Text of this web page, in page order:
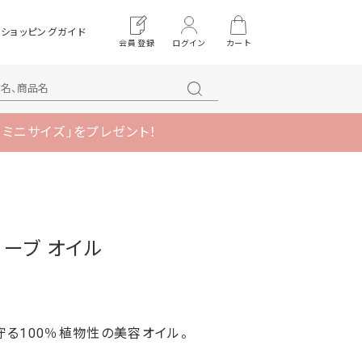
ショッピングガイド
会員登録 ログイン カート
ニサイズ」をプレゼント！
ブ オイル
る100％植物性の美容オイル。